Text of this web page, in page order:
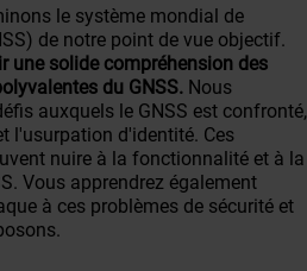
le système mondial de
de notre point de vue objectif.
une solide compréhension des
du GNSS. Nous
auxquels le GNSS est confronté,
l'usurpation d'identité. Ces
nuire à la fonctionnalité et à la
Vous apprendrez également
à ces problèmes de sécurité et